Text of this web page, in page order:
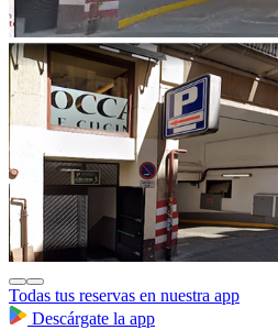
Todas tus reservas en nuestra app
Descárgate la app